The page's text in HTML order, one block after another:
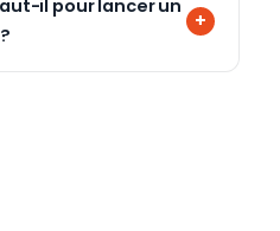
il pour lancer un